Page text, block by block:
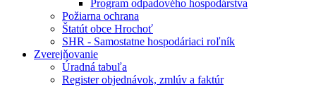
Program odpadového hospodárstva
Požiarna ochrana
Štatút obce Hrochoť
SHR - Samostatne hospodáriaci roľník
Zverejňovanie
Úradná tabuľa
Register objednávok, zmlúv a faktúr